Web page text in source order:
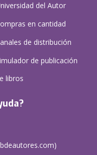
del Autor
en cantidad
de distribución
de publicación
libros
)